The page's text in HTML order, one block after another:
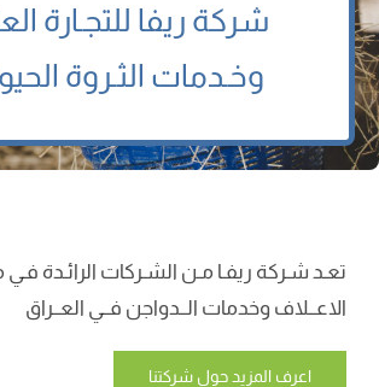
شركة ريفا للتجـارة
وخـدمات الثـروة
تعـد شـركة ریفـا مـن الشـركات الرائـدة
الاعــلاف وخدمات الــدواجن فــي العــراق
اعرف المزيد حول شركتنا